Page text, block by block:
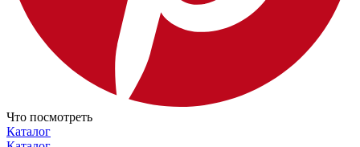
Что посмотреть
Каталог